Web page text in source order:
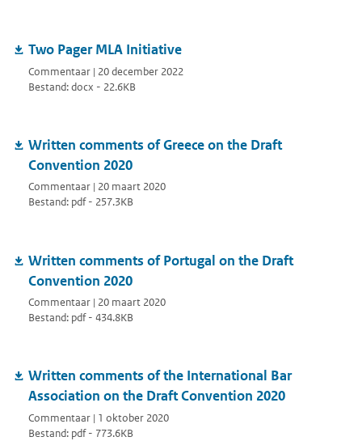
Two Pager MLA Initiative
Commentaar | 20 december 2022
Bestand: docx - 22.6KB
Written comments of Greece on the Draft
Convention 2020
Commentaar | 20 maart 2020
Bestand: pdf - 257.3KB
Written comments of Portugal on the Draft
Convention 2020
Commentaar | 20 maart 2020
Bestand: pdf - 434.8KB
Written comments of the International Bar
Association on the Draft Convention 2020
Commentaar | 1 oktober 2020
Bestand: pdf - 773.6KB